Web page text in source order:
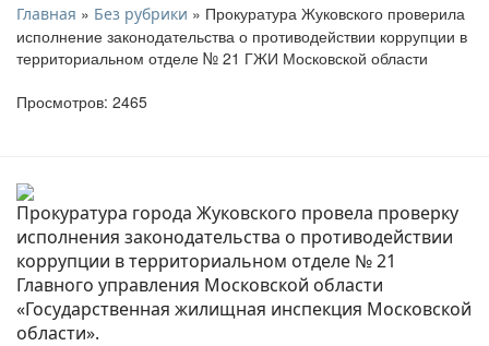
Главная » Без рубрики » Прокуратура Жуковского проверила
исполнение законодательства о противодействии коррупции в
территориальном отделе № 21 ГЖИ Московской области
Просмотров: 2465
Прокуратура города Жуковского провела проверку
исполнения законодательства о противодействии
коррупции в территориальном отделе № 21
Главного управления Московской области
«Государственная жилищная инспекция Московской
области».